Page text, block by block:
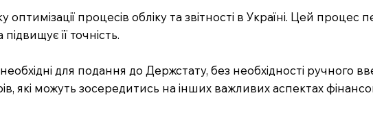
процесів обліку та звітності в Україні. Цей
її точність.
для подання до Держстату, без необхідності ручного
можуть зосередитись на інших важливих аспектах